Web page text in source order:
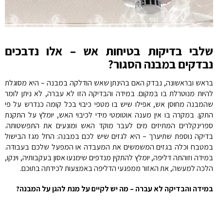
שלבי בדיקות בטיחות אש – אלו נדבכים
נבדקים במבנה הסגור?
בראש ובראשונה, נבדק האם בהינתן שאש הודלקה במבנה – היא מסוגלת
להיות מנוטרלת בו במקום. במידה והבדיקה הזו לא עברה, לא ניתן לומר
שהמבנה מחוסן אש, אפילו שיש בו מטפי כיבוי בכל קומה כנדרש על פי
התקן. במקרה בו אין מענה אוטומטי מידי לכיבוי האש, יומלץ על התקנת
ספרינקלרים המתיזים מים לעבר מוקד האש ומונעים את התפשטותה.
בדיקה נוספת שתיערך – היא לגזים שיש לכם במבנה: החל מגז הבישול
במטבח וכלה בגזים המשמשים את המעבדה או המפעל שלכם בעבודה.
במידה וזוהתה דליפה, יומלץ להתקין מנדפים שימנעו אסון בעקבותיה, וינקו,
הלכה למעשה, את האזור ממפגעי הדליפה באמצעות לכידתה בתוכם.
במידה והבדיקה לא עברה – מה יש לקיים על מנת להגן על המבנה?